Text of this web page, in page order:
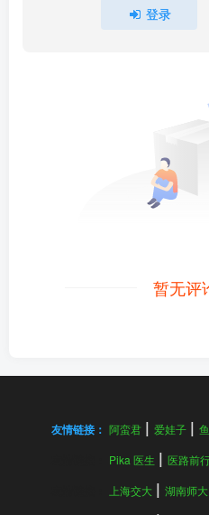
登录
暂无评
友情链接： 阿蛮君 爱娃子
Pika 医生 医路前
上海交大 湖南师大